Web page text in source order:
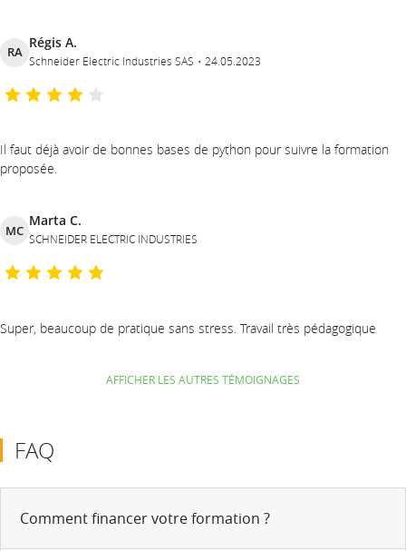
RA
Régis A.
Schneider Electric Industries SAS 24.05.2023
Il faut déjà avoir de bonnes bases de python pour suivre la formation
proposée.
MC
Marta C.
SCHNEIDER ELECTRIC INDUSTRIES
Super, beaucoup de pratique sans stress. Travail très pédagogique
AFFICHER LES AUTRES TÉMOIGNAGES
FAQ
Comment financer votre formation ?